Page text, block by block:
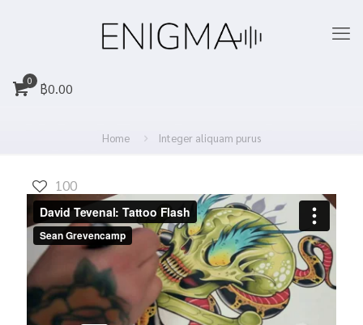
0 ฿0.00
Home Integer aliquam purus
100